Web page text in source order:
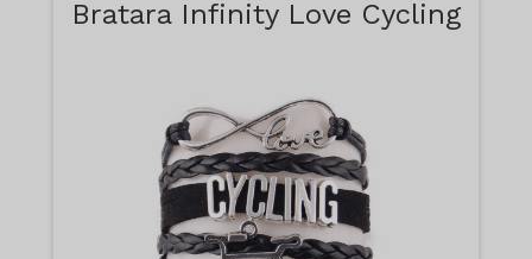
Bratara Infinity Love Cycling